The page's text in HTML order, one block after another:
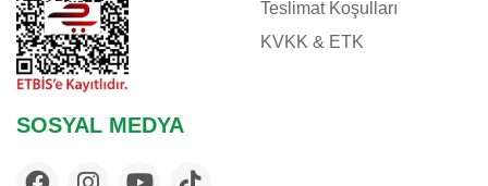
Teslimat Koşulları
KVKK & ETK
SOSYAL MEDYA